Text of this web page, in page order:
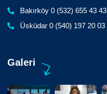
Bakırköy 0 (532) 655 43 43
Üsküdar 0 (540) 197 20 03
Galeri